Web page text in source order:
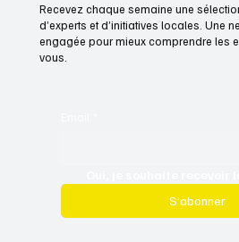
Recevez chaque semaine une
d’experts et d’initiatives locales. Une
engagée pour mieux comprendre les
vous.
S’abonner